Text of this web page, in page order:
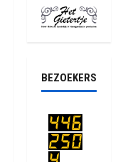
BEZOEKERS